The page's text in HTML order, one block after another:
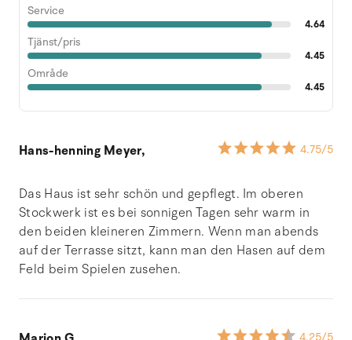
Service
4.64
Tjänst/pris
4.45
Område
4.45
Hans-henning Meyer, 4.75/5
Das Haus ist sehr schön und gepflegt. Im oberen
Stockwerk ist es bei sonnigen Tagen sehr warm in
den beiden kleineren Zimmern. Wenn man abends
auf der Terrasse sitzt, kann man den Hasen auf dem
Feld beim Spielen zusehen.
4.25/5